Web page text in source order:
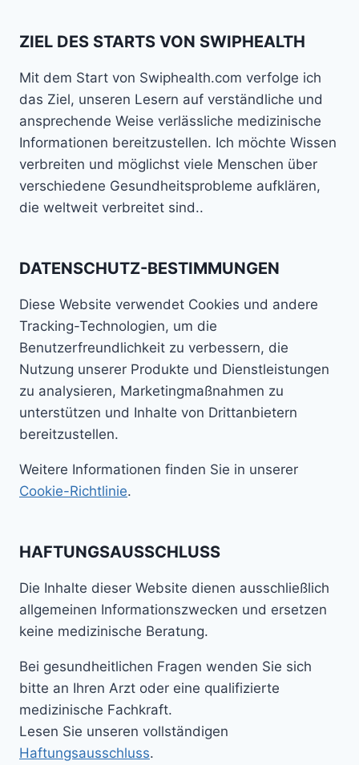
ZIEL DES STARTS VON SWIPHEALTH
Mit dem Start von Swiphealth.com verfolge ich
das Ziel, unseren Lesern auf verständliche und
ansprechende Weise verlässliche medizinische
Informationen bereitzustellen. Ich möchte Wissen
verbreiten und möglichst viele Menschen über
verschiedene Gesundheitsprobleme aufklären,
die weltweit verbreitet sind..
DATENSCHUTZ-BESTIMMUNGEN
Diese Website verwendet Cookies und andere
Tracking-Technologien, um die
Benutzerfreundlichkeit zu verbessern, die
Nutzung unserer Produkte und Dienstleistungen
zu analysieren, Marketingmaßnahmen zu
unterstützen und Inhalte von Drittanbietern
bereitzustellen.
Weitere Informationen finden Sie in unserer
Cookie-Richtlinie.
HAFTUNGSAUSSCHLUSS
Die Inhalte dieser Website dienen ausschließlich
allgemeinen Informationszwecken und ersetzen
keine medizinische Beratung.
Bei gesundheitlichen Fragen wenden Sie sich
bitte an Ihren Arzt oder eine qualifizierte
medizinische Fachkraft.
Lesen Sie unseren vollständigen
Haftungsausschluss.